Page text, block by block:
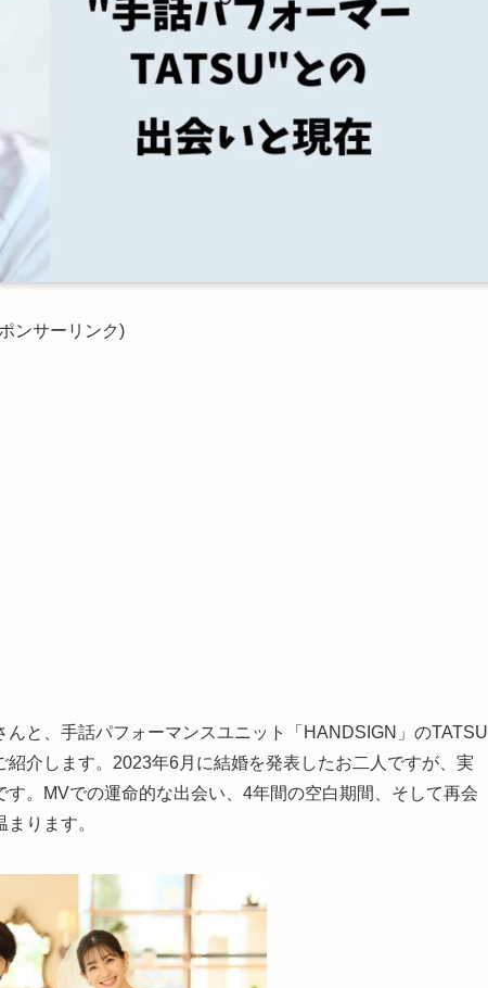
ンサーリンク)
と、手話パフォーマンスユニット「HANDSIGN」のTATSU
介します。2023年6月に結婚を発表したお二人ですが、実
。MVでの運命的な出会い、4年間の空白期間、そして再会
ります。